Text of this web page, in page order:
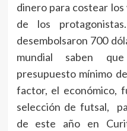
dinero para costear
de los
desembolsaron 700
mundial saben
presupuesto mínimo
factor, el económico,
selección de futsal,
de este año en